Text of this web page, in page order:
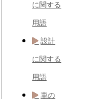
に関する
用語
設計
に関する
用語
車の